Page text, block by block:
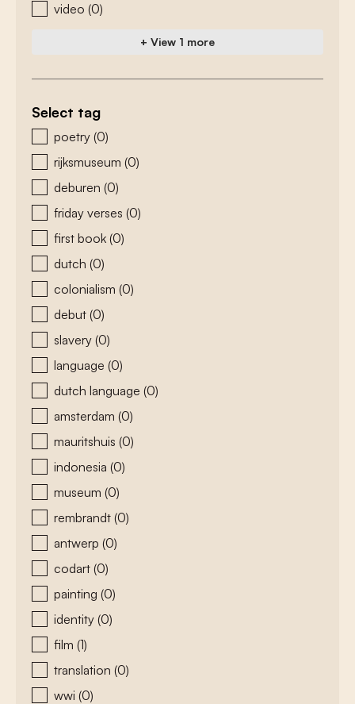
video (0)
+ View 1 more
Select tag
zoeken - tags
poetry (0)
rijksmuseum (0)
deburen (0)
friday verses (0)
first book (0)
dutch (0)
colonialism (0)
debut (0)
slavery (0)
language (0)
dutch language (0)
amsterdam (0)
mauritshuis (0)
indonesia (0)
museum (0)
rembrandt (0)
antwerp (0)
codart (0)
painting (0)
identity (0)
film (1)
translation (0)
wwi (0)